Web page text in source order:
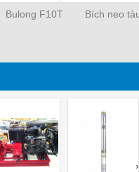
Bulong F10T Bích neo
›